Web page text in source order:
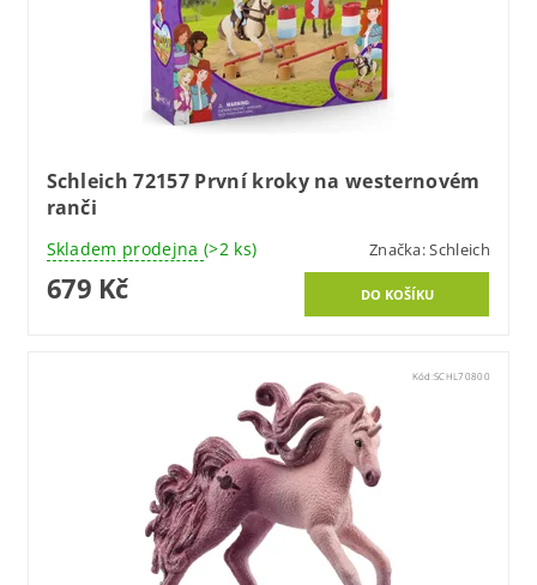
Schleich 72157 První kroky na westernovém
ranči
Skladem prodejna (>2 ks) Značka:Schleich
679 Kč
Kód:SCHL70800